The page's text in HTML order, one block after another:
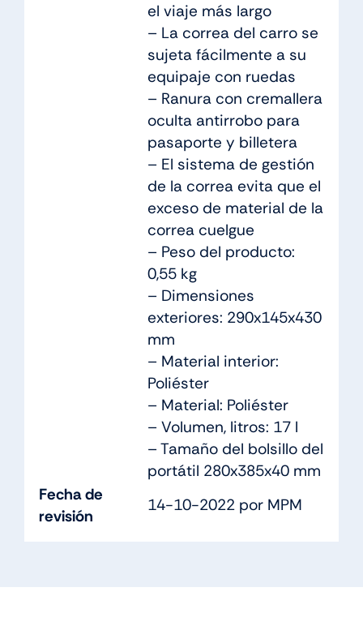
el viaje más largo
– La correa del carro se
sujeta fácilmente a su
equipaje con ruedas
– Ranura con cremallera
oculta antirrobo para
pasaporte y billetera
– El sistema de gestión
de la correa evita que el
exceso de material de la
correa cuelgue
– Peso del producto:
0,55 kg
– Dimensiones
exteriores: 290x145x430
mm
– Material interior:
Poliéster
– Material: Poliéster
– Volumen, litros: 17 l
– Tamaño del bolsillo del
portátil 280x385x40 mm
Fecha de
revisión
14-10-2022 por MPM